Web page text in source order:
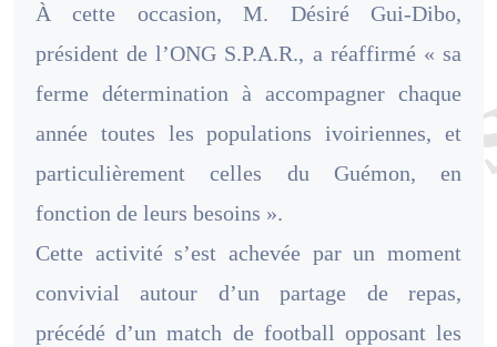
À cette occasion, M. Désiré Gui-Dibo,
président de l’ONG S.P.A.R., a réaffirmé « sa
ferme détermination à accompagner chaque
année toutes les populations ivoiriennes, et
particulièrement celles du Guémon, en
fonction de leurs besoins ».
Cette activité s’est achevée par un moment
convivial autour d’un partage de repas,
précédé d’un match de football opposant les